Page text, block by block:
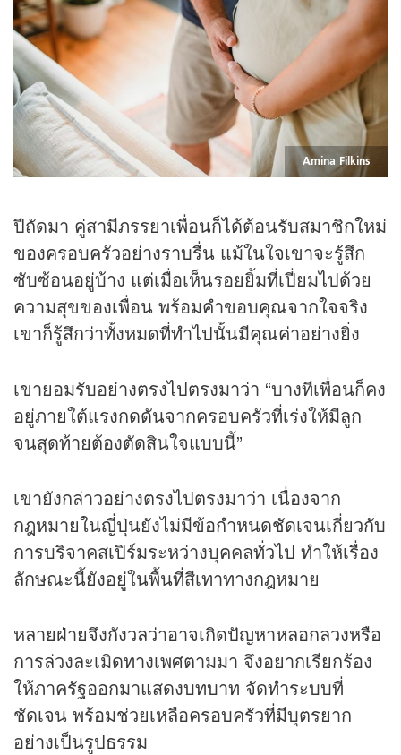
Amina Filkins
ปีถัดมา คู่สามีภรรยาเพื่อนก็ได้ต้อนรับสมาชิกใหม่
ของครอบครัวอย่างราบรื่น แม้ในใจเขาจะรู้สึก
ซับซ้อนอยู่บ้าง แต่เมื่อเห็นรอยยิ้มที่เปี่ยมไปด้วย
ความสุขของเพื่อน พร้อมคำขอบคุณจากใจจริง
เขาก็รู้สึกว่าทั้งหมดที่ทำไปนั้นมีคุณค่าอย่างยิ่ง
เขายอมรับอย่างตรงไปตรงมาว่า “บางทีเพื่อนก็คง
อยู่ภายใต้แรงกดดันจากครอบครัวที่เร่งให้มีลูก
จนสุดท้ายต้องตัดสินใจแบบนี้”
เขายังกล่าวอย่างตรงไปตรงมาว่า เนื่องจาก
กฎหมายในญี่ปุ่นยังไม่มีข้อกำหนดชัดเจนเกี่ยวกับ
การบริจาคสเปิร์มระหว่างบุคคลทั่วไป ทำให้เรื่อง
ลักษณะนี้ยังอยู่ในพื้นที่สีเทาทางกฎหมาย
หลายฝ่ายจึงกังวลว่าอาจเกิดปัญหาหลอกลวงหรือ
การล่วงละเมิดทางเพศตามมา จึงอยากเรียกร้อง
ให้ภาครัฐออกมาแสดงบทบาท จัดทำระบบที่
ชัดเจน พร้อมช่วยเหลือครอบครัวที่มีบุตรยาก
อย่างเป็นรูปธรรม